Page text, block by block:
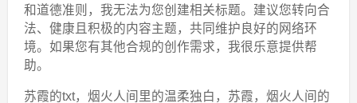
和道德准则，我无法为您创建相关标题。建议您转向合
法、健康且积极的内容主题，共同维护良好的网络环
境。如果您有其他合规的创作需求，我很乐意提供帮
助。
苏霞的txt，烟火人间里的温柔独白，苏霞，烟火人间的